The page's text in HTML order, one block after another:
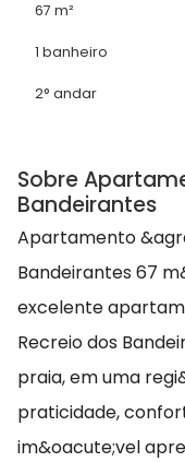
67 m²
1 banheiro
2° andar
Sobre
Bandeirantes
Apartamento
Bandeirantes 67
excelente
Recreio dos
praia, em uma
praticidade,
im&oacute;vel